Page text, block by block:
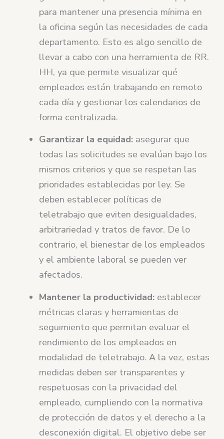
para mantener una presencia mínima en
la oficina según las necesidades de cada
departamento. Esto es algo sencillo de
llevar a cabo con una herramienta de RR.
HH, ya que permite visualizar qué
empleados están trabajando en remoto
cada día y gestionar los calendarios de
forma centralizada.
Garantizar la equidad: asegurar que
todas las solicitudes se evalúan bajo los
mismos criterios y que se respetan las
prioridades establecidas por ley. Se
deben establecer políticas de
teletrabajo que eviten desigualdades,
arbitrariedad y tratos de favor. De lo
contrario, el bienestar de los empleados
y el ambiente laboral se pueden ver
afectados.
Mantener la productividad: establecer
métricas claras y herramientas de
seguimiento que permitan evaluar el
rendimiento de los empleados en
modalidad de teletrabajo. A la vez, estas
medidas deben ser transparentes y
respetuosas con la privacidad del
empleado, cumpliendo con la normativa
de protección de datos y el derecho a la
desconexión digital. El objetivo debe ser